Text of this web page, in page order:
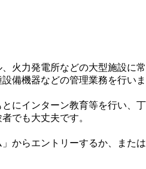
火力発電所などの大型施設に常
備機器などの管理業務を行いま
にインターン教育等を行い、丁
でも大丈夫です。
からエントリーするか、または